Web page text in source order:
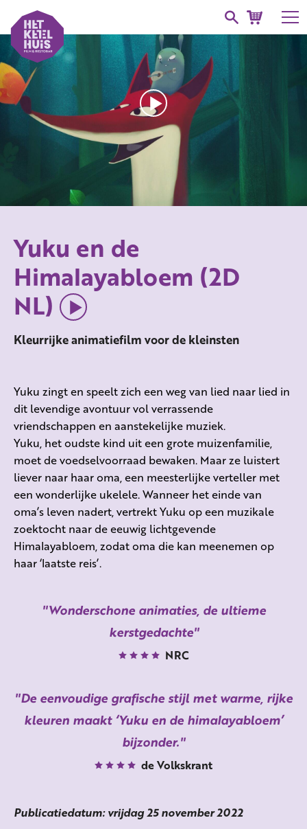
Yuku en de
Himalayabloem (2D
NL)
Kleurrijke animatiefilm voor de kleinsten
Yuku zingt en speelt zich een weg van lied naar lied in
dit levendige avontuur vol verrassende
vriendschappen en aanstekelijke muziek.
Yuku, het oudste kind uit een grote muizenfamilie,
moet de voedselvoorraad bewaken. Maar ze luistert
liever naar haar oma, een meesterlijke verteller met
een wonderlijke ukelele. Wanneer het einde van
oma’s leven nadert, vertrekt Yuku op een muzikale
zoektocht naar de eeuwig lichtgevende
Himalayabloem, zodat oma die kan meenemen op
haar ‘laatste reis’.
Wonderschone animaties, de ultieme
kerstgedachte
NRC
De eenvoudige grafische stijl met warme, rijke
kleuren maakt ‘Yuku en de himalayabloem’
bijzonder.
de Volkskrant
Publicatiedatum: vrijdag 25 november 2022